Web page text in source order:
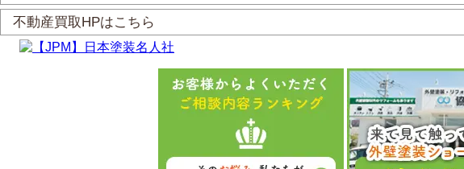
不動産買取HPはこちら